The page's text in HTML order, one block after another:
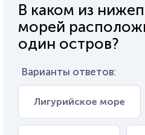
В каком из
морей
один остров?
Варианты ответов:
Лигурийское море